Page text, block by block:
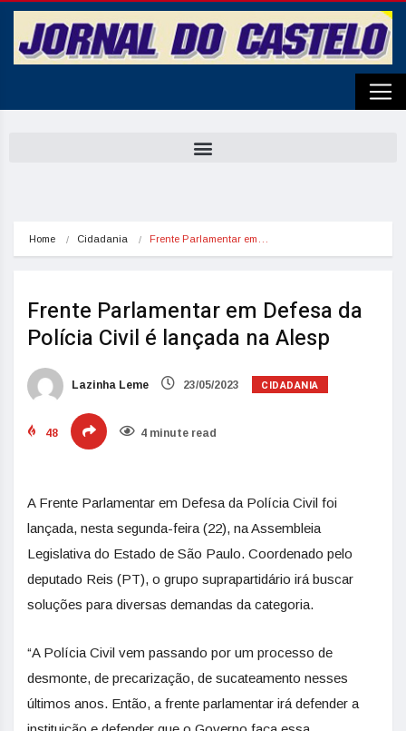
Home Cidadania Frente Parlamentar em…
Frente Parlamentar em Defesa da
Polícia Civil é lançada na Alesp
Lazinha Leme 23/05/2023 CIDADANIA
48 4 minute read
A Frente Parlamentar em Defesa da Polícia Civil foi
lançada, nesta segunda-feira (22), na Assembleia
Legislativa do Estado de São Paulo. Coordenado pelo
deputado Reis (PT), o grupo suprapartidário irá buscar
soluções para diversas demandas da categoria.
“A Polícia Civil vem passando por um processo de
desmonte, de precarização, de sucateamento nesses
últimos anos. Então, a frente parlamentar irá defender a